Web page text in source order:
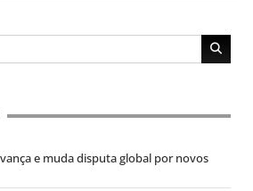
e muda disputa global por novos